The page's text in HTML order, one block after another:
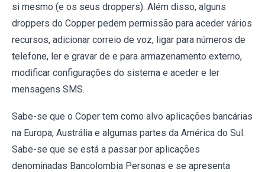
si mesmo (e os seus droppers). Além disso, alguns
droppers do Copper pedem permissão para aceder vários
recursos, adicionar correio de voz, ligar para números de
telefone, ler e gravar de e para armazenamento externo,
modificar configurações do sistema e aceder e ler
mensagens SMS.
Sabe-se que o Coper tem como alvo aplicações bancárias
na Europa, Austrália e algumas partes da América do Sul.
Sabe-se que se está a passar por aplicações
denominadas Bancolombia Personas e se apresenta